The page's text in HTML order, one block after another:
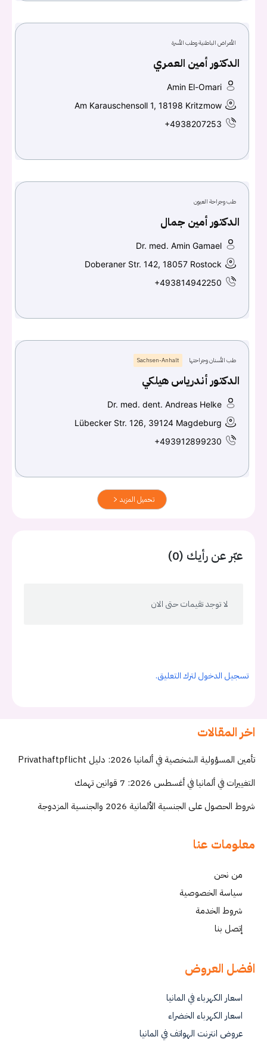
الأمراض الباطنية وطب الأسرة
الدكتور أمين العمري
Amin El-Omari
Am Karauschensoll 1, 18198 Kritzmow
+4938207253
طب وجراحة العيون
الدكتور أمين جمال
Dr. med. Amin Gamael
Doberaner Str. 142, 18057 Rostock
+493814942250
طب الأسنان وجراحتها Sachsen-Anhalt
الدكتور أندرياس هيلكي
Dr. med. dent. Andreas Helke
Lübecker Str. 126, 39124 Magdeburg
+493912899230
تحميل المزيد
عبّر عن رأيك (0)
لا توجد تقيمات حتى الان
تسجيل الدخول لترك التعليق.
اخر المقالات
تأمين المسؤولية الشخصية في ألمانيا 2026: دليل Privathaftpflicht
التغييرات في ألمانيا في أغسطس 2026: 7 قوانين تهمك
شروط الحصول على الجنسية الألمانية 2026 والجنسية المزدوجة
معلومات عنا
من نحن
سياسة الخصوصية
شروط الخدمة
إتصل بنا
افضل العروض
اسعار الكهرباء في المانيا
اسعار الكهرباء الخضراء
عروض انترنت الهواتف في المانيا